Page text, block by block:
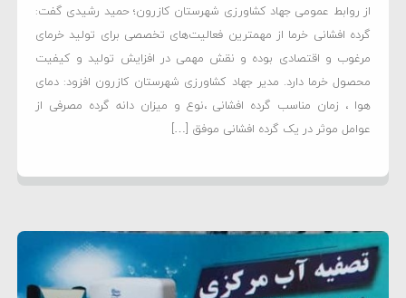
از روابط عمومی جهاد کشاورزی شهرستان کازرون؛ حمید رشیدی گفت:
گرده افشانی خرما از مهمترین فعالیت‌های تخصصی برای تولید خرمای
مرغوب و اقتصادی بوده و نقش مهمی در افزایش تولید و کیفیت
محصول خرما دارد. مدیر جهاد کشاورزی شهرستان کازرون افزود: دمای
هوا ، زمان مناسب گرده افشانی ،نوع و میزان دانه گرده مصرفی از
عوامل موثر در یک گرده افشانی موفق […]